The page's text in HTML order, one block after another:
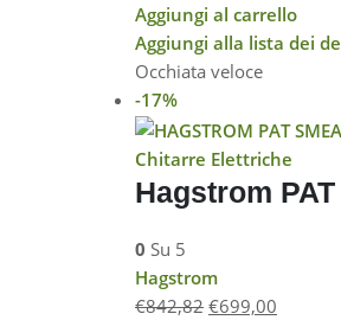
Aggiungi al carrello
Aggiungi alla lista dei
Occhiata veloce
-17%
Chitarre Elettriche
Hagstrom
0 Su 5
Hagstrom
€842,82 €699,00